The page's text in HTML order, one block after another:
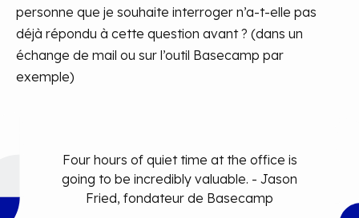
personne que je souhaite interroger n’a-t-elle pas
déjà répondu à cette question avant ? (dans un
échange de mail ou sur l’outil Basecamp par
exemple)
Four hours of quiet time at the office is
going to be incredibly valuable. - Jason
Fried, fondateur de Basecamp